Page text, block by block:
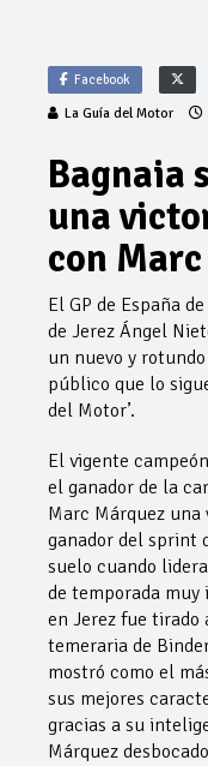
Facebook
La Guía del Motor
Bagnaia
una
con
El GP de España
de Jerez Ángel
un nuevo y
público que lo
del Motor’.
El vigente
el ganador de la
Marc Márquez
ganador del sprint
suelo cuando
de temporada
en Jerez fue tirado
temeraria de
mostró como el
sus mejores
gracias a su
Márquez